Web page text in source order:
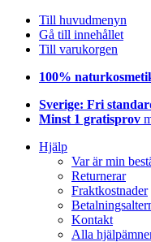
Till huvudmenyn
Gå till innehållet
Till varukorgen
100%
Sverige: Fri
Minst 1 gratisprov
Hjälp
Var är min
Returnerar
Fraktkostnader
Kontakt
Alla